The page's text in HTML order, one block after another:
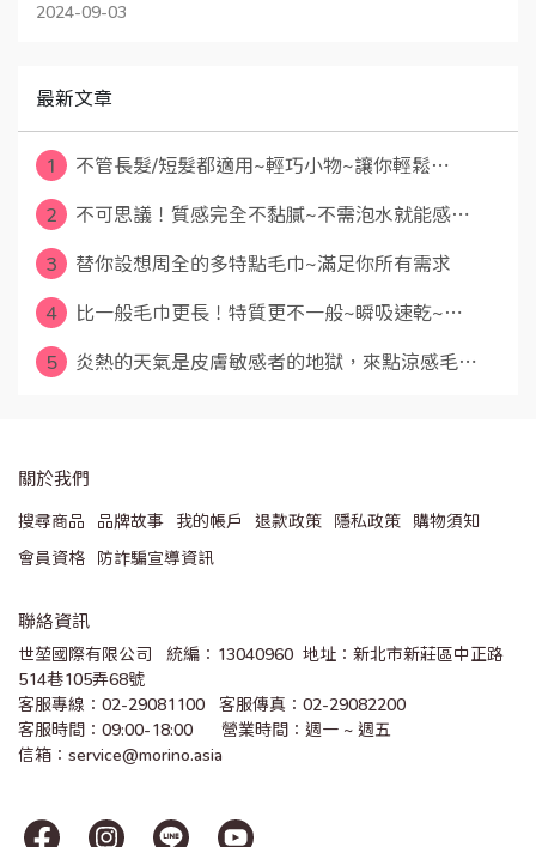
2024-09-03
最新文章
1 不管長髮/短髮都適用~輕巧小物~讓你輕鬆⋯
2 不可思議！質感完全不黏膩~不需泡水就能感⋯
3 替你設想周全的多特點毛巾~滿足你所有需求
4 比一般毛巾更長！特質更不一般~瞬吸速乾~⋯
5 炎熱的天氣是皮膚敏感者的地獄，來點涼感毛⋯
關於我們
搜尋商品 品牌故事 我的帳戶 退款政策 隱私政策
購物須知
會員資格
防詐騙宣導資訊
聯絡資訊
世堃國際有限公司   統編：13040960  地址：新北市新莊區中正路
514巷105弄68號
客服專線：02-29081100   客服傳真：02-29082200
客服時間：09:00-18:00      營業時間：週一 ~ 週五
信箱：service@morino.asia